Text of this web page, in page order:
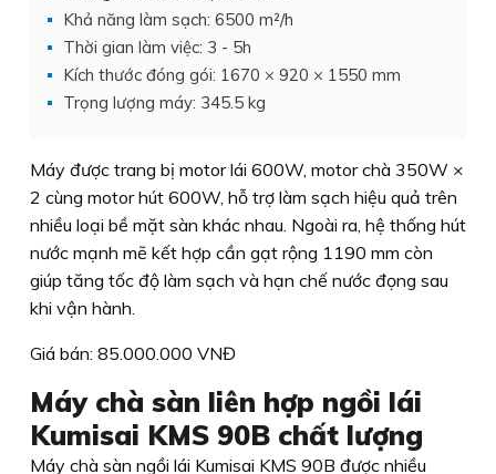
Khả năng làm sạch: 6500 m²/h
Thời gian làm việc: 3 - 5h
Kích thước đóng gói: 1670 × 920 × 1550 mm
Trọng lượng máy: 345.5 kg
Máy được trang bị motor lái 600W, motor chà 350W ×
2 cùng motor hút 600W, hỗ trợ làm sạch hiệu quả trên
nhiều loại bề mặt sàn khác nhau. Ngoài ra, hệ thống hút
nước mạnh mẽ kết hợp cần gạt rộng 1190 mm còn
giúp tăng tốc độ làm sạch và hạn chế nước đọng sau
khi vận hành.
Giá bán: 85.000.000 VNĐ
Máy chà sàn liên hợp ngồi lái
Kumisai KMS 90B chất lượng
Máy chà sàn ngồi lái Kumisai KMS 90B được nhiều